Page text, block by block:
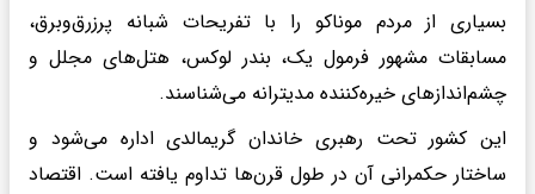
بسیاری از مردم موناکو را با تفریحات شبانه پرزرق‌وبرق،
مسابقات مشهور فرمول یک، بندر لوکس، هتل‌های مجلل و
چشم‌اندازهای خیره‌کننده مدیترانه می‌شناسند.
این کشور تحت رهبری خاندان گریمالدی اداره می‌شود و
ساختار حکمرانی آن در طول قرن‌ها تداوم یافته است. اقتصاد